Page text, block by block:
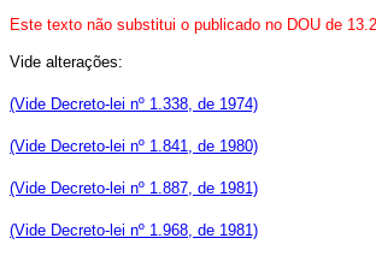
Este texto não substitui o publicado no DOU de
Vide alterações:
(Vide Decreto-lei nº 1.338, de 1974)
(Vide Decreto-lei nº 1.841, de 1980)
(Vide Decreto-lei nº 1.887, de 1981)
(Vide Decreto-lei nº 1.968, de 1981)